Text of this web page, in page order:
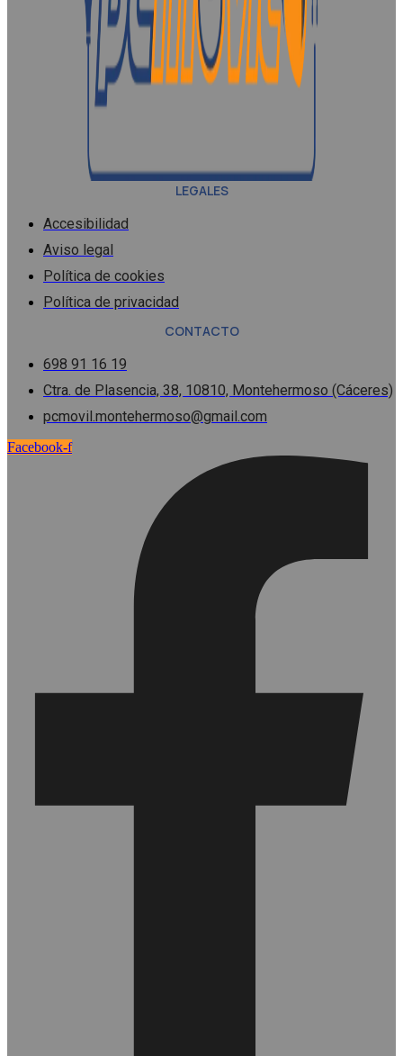
LEGALES
Accesibilidad
Aviso legal
Política de cookies
Política de privacidad
CONTACTO
698 91 16 19
Ctra. de Plasencia, 38, 10810, Montehermoso (Cáceres)
pcmovil.montehermoso@gmail.com
Facebook-f